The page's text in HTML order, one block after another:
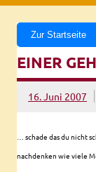
Zur Startseite
EINER
16. Juni 2007
… schade das du nicht
nachdenken wie viele